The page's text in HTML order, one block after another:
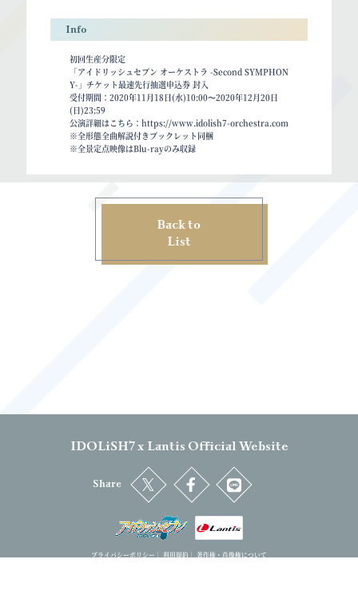
Info
初回生産分限定
「アイドリッシュセブン オーケストラ -Second SYMPHON
Y-」チケット最速先行抽選申込券 封入
受付期間：2020年11月18日(水)10:00〜2020年12月20日
(日)23:59
公演詳細はこちら：https://www.idolish7-orchestra.com
※全形態全曲解説付きブックレット同梱
※全景定点映像はBlu-rayのみ収録
Back to
List
IDOLiSH7 x Lantis Official Website
Share
プライバシーポリシー 利用規約 著作権・肖像権について